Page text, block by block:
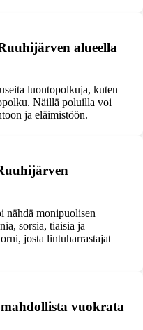
alueella
luontopolkuja, kuten
Näillä poluilla voi
ja eläimistöön.
nähdä monipuolisen
sorsia, tiaisia ja
josta lintuharrastajat
vuokrata